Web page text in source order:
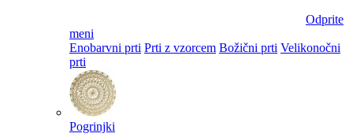
Odprite
meni
Enobarvni prti Prti z vzorcem Božični prti Velikonočni
prti​
Pogrinjki